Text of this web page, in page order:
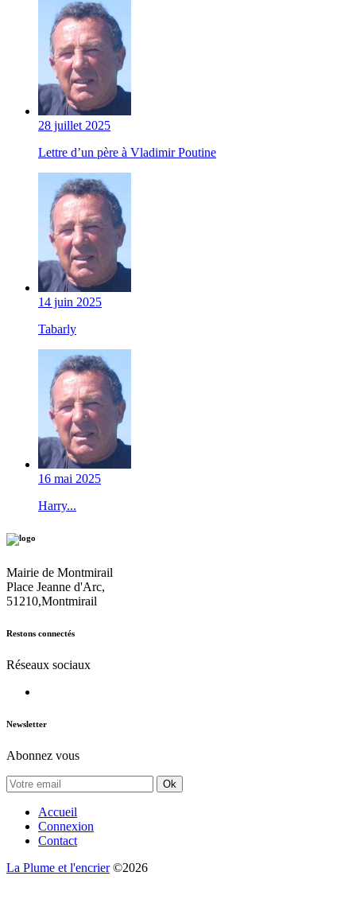
28 juillet 2025
Lettre d’un père à Vladimir Poutine
14 juin 2025
Tabarly
16 mai 2025
Harry...
Mairie de Montmirail
Place Jeanne d'Arc,
51210,Montmirail
Restons connectés
Réseaux sociaux
Newsletter
Abonnez vous
Ok
Accueil
Connexion
Contact
La Plume et l'encrier©2026